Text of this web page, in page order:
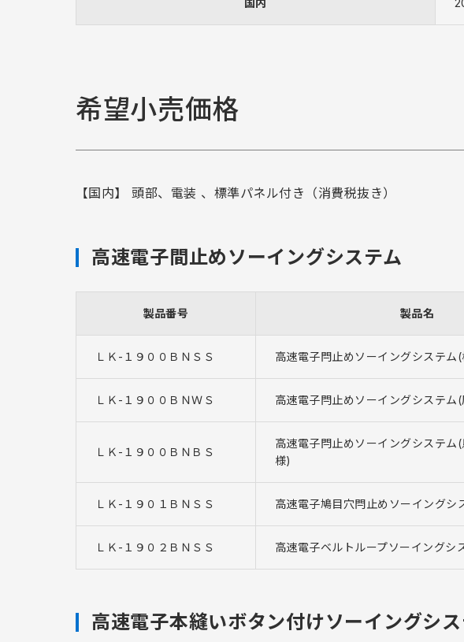
国内
希望小売価格
【国内】 頭部、電装 、標準パネル付き（消費税抜き）
高速電子間止めソーイングシステム
製品番号 製品名
ＬＫ-１９００ＢＮＳＳ 高速電子閂止めソーイングシステム(
ＬＫ-１９００ＢＮＷＳ 高速電子閂止めソーイングシステム
ＬＫ-１９００ＢＮＢＳ
高速電子閂止めソーイングシステム
様)
ＬＫ-１９０１ＢＮＳＳ 高速電子鳩目穴閂止めソーイングシ
ＬＫ-１９０２ＢＮＳＳ 高速電子ベルトループソーイングシ
高速電子本縫いボタン付けソーイングシス